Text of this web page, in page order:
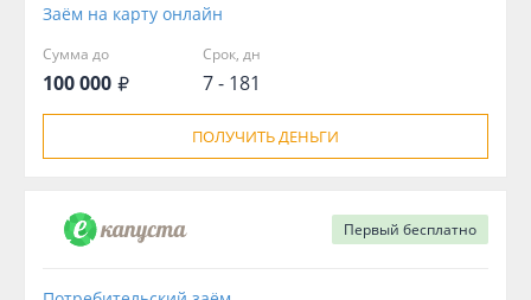
Заём на карту онлайн
Сумма до
100 000
Срок, дн
7 - 181
ПОЛУЧИТЬ ДЕНЬГИ
Первый бесплатно